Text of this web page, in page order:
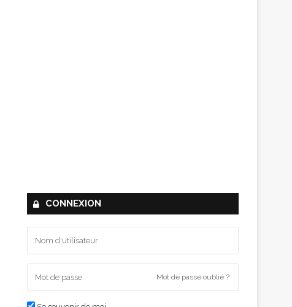
CONNEXION
Mot de passe oublié ?